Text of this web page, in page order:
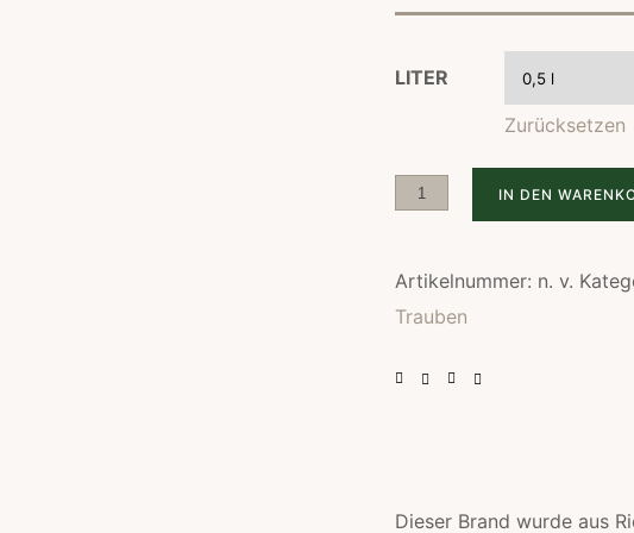
s
LITER
Zurücksetzen
IN DEN
Artikelnummer: n. v.
Trauben
Dieser Brand wurde aus